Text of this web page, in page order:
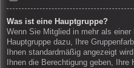
Was ist eine Hauptgruppe?
Wenn Sie Mitglied in mehr als
Hauptgruppe dazu, Ihre
Ihnen standardmäßig angezeigt
Ihnen die Berechtigung geben,